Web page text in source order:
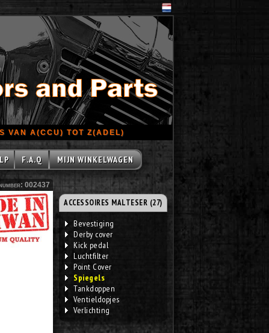
VAN A(CCU) TOT Z(ADEL)
F.A.Q MIJN WINKELWAGEN
002437
ACCESSOIRES MALTESER (27)
Bevestiging
Derby cover
Kick pedal
Luchtfilter
Point Cover
Spiegels
Tankdoppen
Ventieldopjes
Verlichting